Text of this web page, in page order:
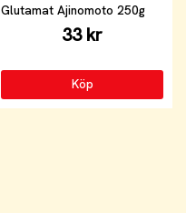
Glutamat Ajinomoto 250g
33 kr
Köp